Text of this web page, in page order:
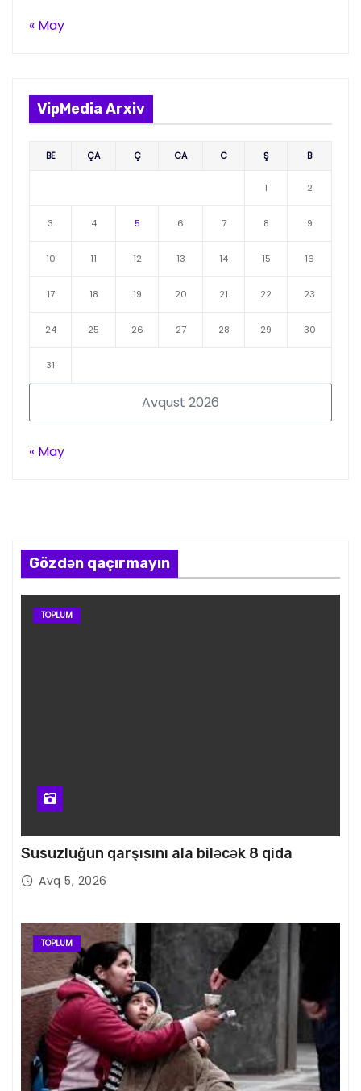
« May
VipMedia Arxiv
Avqust 2026
BE ÇA Ç CA C Ş B
1 2
3 4 5 6 7 8 9
10 11 12 13 14 15 16
17 18 19 20 21 22 23
24 25 26 27 28 29 30
31
« May
Gözdən qaçırmayın
TOPLUM
Susuzluğun qarşısını ala biləcək 8 qida
Avq 5, 2026
TOPLUM